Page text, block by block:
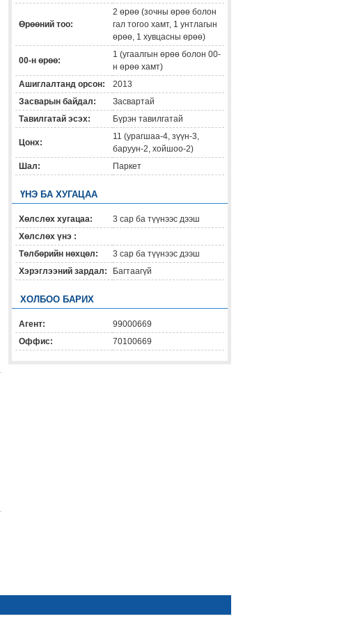
Өрөөний тоо:
2 өрөө (зочны өрөө болон
гал тогоо хамт, 1 унтлагын
өрөө, 1 хувцасны өрөө)
00-н өрөө:
1 (угаалгын өрөө болон 00-
н өрөө хамт)
Ашиглалтанд орсон:
2013
Засварын байдал:
Засвартай
Тавилгатай эсэх:
Бүрэн тавилгатай
Цонх:
11 (урагшаа-4, зүүн-3,
баруун-2, хойшоо-2)
Шал:
Паркет
ҮНЭ БА ХУГАЦАА
Хөлслөх хугацаа:
3 сар ба түүнээс дээш
Хөлслөх үнэ :
Төлбөрийн нөхцөл:
3 сар ба түүнээс дээш
Хэрэглээний зардал:
Багтаагүй
ХОЛБОО БАРИХ
Агент:
99000669
Оффис:
70100669